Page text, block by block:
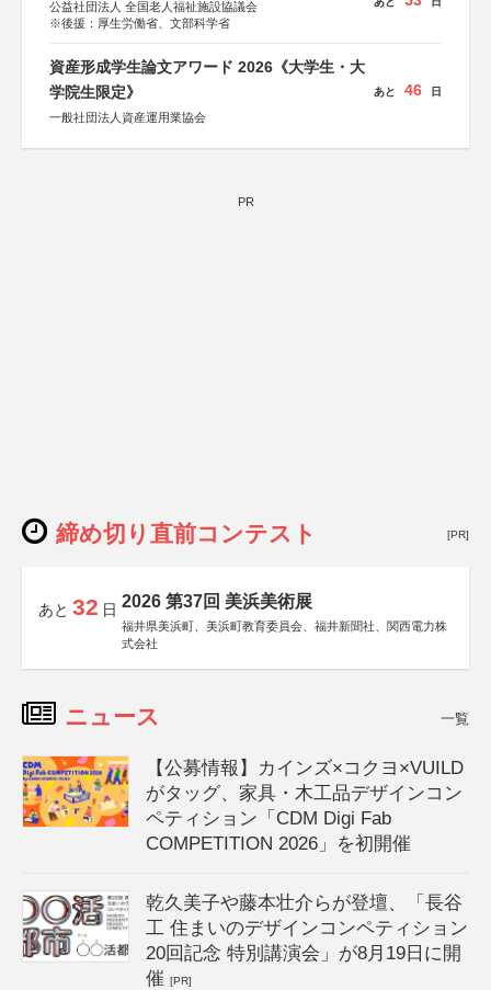
公益社団法人 全国老人福祉施設協議会
※後援：厚生労働省、文部科学省
資産形成学生論文アワード 2026《大学生・大
学院生限定》
一般社団法人資産運用業協会
あと 46 日
PR
締め切り直前コンテスト [PR]
あと 32 日 2026 第37回 美浜美術展
福井県美浜町、美浜町教育委員会、福井新聞社、関西電力株
式会社
ニュース 一覧
【公募情報】カインズ×コクヨ×VUILD
がタッグ、家具・木工品デザインコン
ペティション「CDM Digi Fab
COMPETITION 2026」を初開催
乾久美子や藤本壮介らが登壇、「長谷
工 住まいのデザインコンペティション
20回記念 特別講演会」が8月19日に開
催[PR]